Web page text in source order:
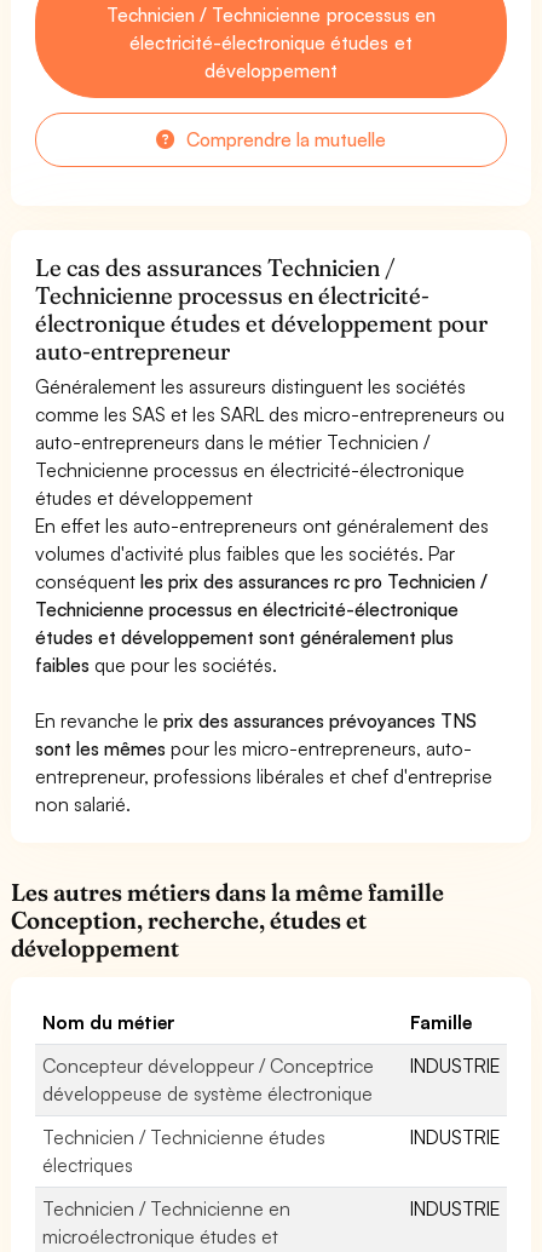
Technicien / Technicienne processus en
électricité-électronique études et
développement
Comprendre la mutuelle
Le cas des assurances Technicien /
Technicienne processus en électricité-
électronique études et développement pour
auto-entrepreneur
Généralement les assureurs distinguent les sociétés
comme les SAS et les SARL des micro-entrepreneurs ou
auto-entrepreneurs dans le métier Technicien /
Technicienne processus en électricité-électronique
études et développement
En effet les auto-entrepreneurs ont généralement des
volumes d'activité plus faibles que les sociétés. Par
conséquentles prix des assurances rc pro Technicien /
Technicienne processus en électricité-électronique
études et développement sont généralement plus
faibles que pour les sociétés.
En revanche leprix des assurances prévoyances TNS
sont les mêmes pour les micro-entrepreneurs, auto-
entrepreneur, professions libérales et chef d'entreprise
non salarié.
Les autres métiers dans la même famille
Conception, recherche, études et
développement
Nom du métier
Famille
Concepteur développeur / Conceptrice
développeuse de système électronique
INDUSTRIE
Technicien / Technicienne études
électriques
INDUSTRIE
Technicien / Technicienne en
microélectronique études et
INDUSTRIE